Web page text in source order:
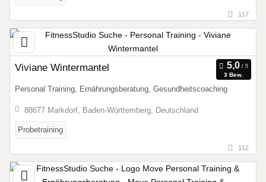
117
Viviane Wintermantel
3 Bew.
Personal Training, Ernährungsberatung, Gesundheitscoaching
88677 Markdorf, Baden-Württemberg, Deutschland
Probetraining
112